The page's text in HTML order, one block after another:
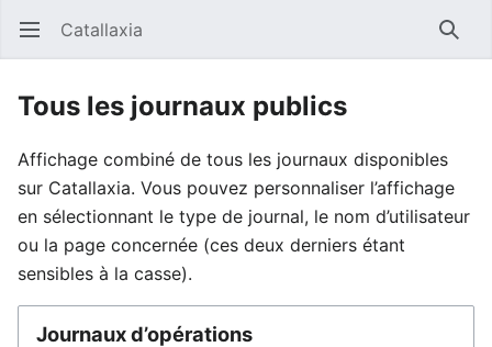
Ouvrir le menu principal Catallaxia
Tous les journaux publics
Affichage combiné de tous les journaux disponibles
sur Catallaxia. Vous pouvez personnaliser l’affichage
en sélectionnant le type de journal, le nom d’utilisateur
ou la page concernée (ces deux derniers étant
sensibles à la casse).
Journaux d’opérations